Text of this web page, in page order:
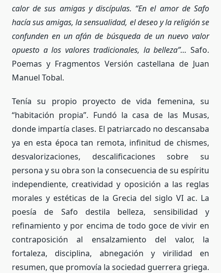
calor de sus amigas y discípulas. “En el amor de Safo
hacía sus amigas, la sensualidad, el deseo y la religión se
confunden en un afán de búsqueda de un nuevo valor
opuesto a los valores tradicionales, la belleza”… Safo.
Poemas y Fragmentos Versión castellana de Juan
Manuel Tobal.
Tenía su propio proyecto de vida femenina, su
“habitación propia”. Fundó la casa de las Musas,
donde impartía clases. El patriarcado no descansaba
ya en esta época tan remota, infinitud de chismes,
desvalorizaciones, descalificaciones sobre su
persona y su obra son la consecuencia de su espíritu
independiente, creatividad y oposición a las reglas
morales y estéticas de la Grecia del siglo VI ac. La
poesía de Safo destila belleza, sensibilidad y
refinamiento y por encima de todo goce de vivir en
contraposición al ensalzamiento del valor, la
fortaleza, disciplina, abnegación y virilidad en
resumen, que promovía la sociedad guerrera griega.